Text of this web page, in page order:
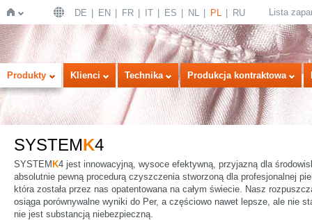
Strona
główna
DE EN FR IT ES NL PL RU Lista
Produkty Klienci Technika Produkcja kontraktowa
SYSTEMK4
SYSTEM K4 jest innowacyjną, wysoce efektywną, przyjazną dla
absolutnie pewną procedurą czyszczenia stworzoną dla profesjonalnej
która została przez nas opatentowana na całym świecie. Nasz
osiąga porównywalne wyniki do Per, a częściowo nawet lepsze, ale nie
nie jest substancją niebezpieczną.